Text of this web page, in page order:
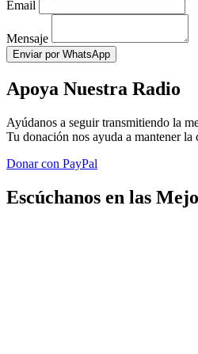
Email
Mensaje
Enviar por WhatsApp
Apoya Nuestra Radio
Ayúdanos a seguir transmitiendo la
Tu donación nos ayuda a mantener la
Donar con PayPal
Escúchanos en las